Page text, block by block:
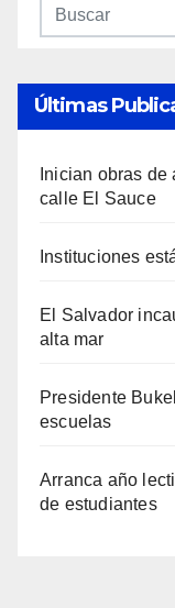
Últimas
Inician obras
calle El Sauce
Instituciones
El Salvador
alta mar
Presidente
escuelas
Arranca año
de estudiantes